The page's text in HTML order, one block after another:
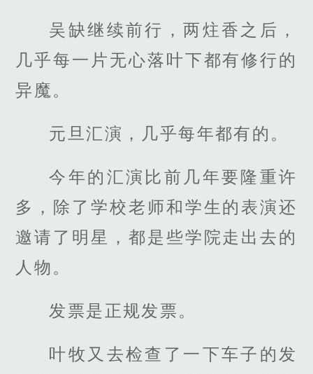
吴缺继续前行，两炷香之后，
几乎每一片无心落叶下都有修行的
异魔。
元旦汇演，几乎每年都有的。
今年的汇演比前几年要隆重许
多，除了学校老师和学生的表演还
邀请了明星，都是些学院走出去的
人物。
发票是正规发票。
叶牧又去检查了一下车子的发